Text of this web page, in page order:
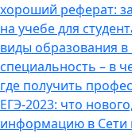
хороший реферат:
на учебе для
виды образования в
специальность – в
где получить
ЕГЭ-2023: что
информацию в Сети